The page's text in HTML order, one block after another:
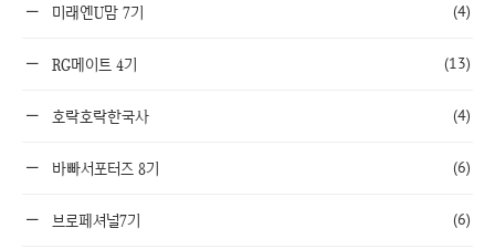
미래엔U맘 7기 (4)
RG메이트 4기 (13)
호락호락한국사 (4)
바빠서포터즈 8기 (6)
브로페셔널7기 (6)